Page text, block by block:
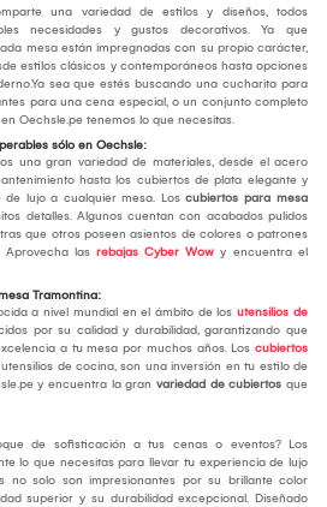
una variedad de estilos y diseños, todos
necesidades y gustos decorativos. Ya que
mesa están impregnadas con su propio carácter,
estilos clásicos y contemporáneos hasta opciones
sea que estés buscando una cucharita para
para una cena especial, o un conjunto completo
Oechsle.pe tenemos lo que necesitas.
sólo en Oechsle:
una gran variedad de materiales, desde el acero
hasta los cubiertos de plata elegante y
lujo a cualquier mesa. Los cubiertos para mesa
detalles. Algunos cuentan con acabados pulidos
que otros poseen asientos de colores o patrones
las rebajas Cyber Wow y encuentra el
Tramontina:
a nivel mundial en el ámbito de los utensilios de
por su calidad y durabilidad, garantizando que
a tu mesa por muchos años. Los cubiertos
de cocina, son una inversión en tu estilo de
y encuentra la gran variedad de cubiertos que
de sofisticación a tus cenas o eventos? Los
lo que necesitas para llevar tu experiencia de lujo
no solo son impresionantes por su brillante color
superior y su durabilidad excepcional. Diseñado